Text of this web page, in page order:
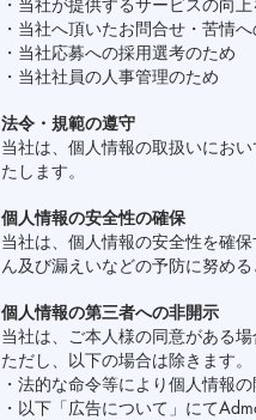
・当社へ頂いたお問合せ・苦情
・当社応募への採用選考のため
・当社社員の人事管理のため
法令・規範の遵守
当社は、個人情報の取扱いにお
たします。
個人情報の安全性の確保
当社は、個人情報の安全性を確
ん及び漏えいなどの予防に努め
個人情報の第三者への非開示
当社は、ご本人様の同意がある
ただし、以下の場合は除きます。
・法的な命令等により個人情報
・以下「広告について」にて